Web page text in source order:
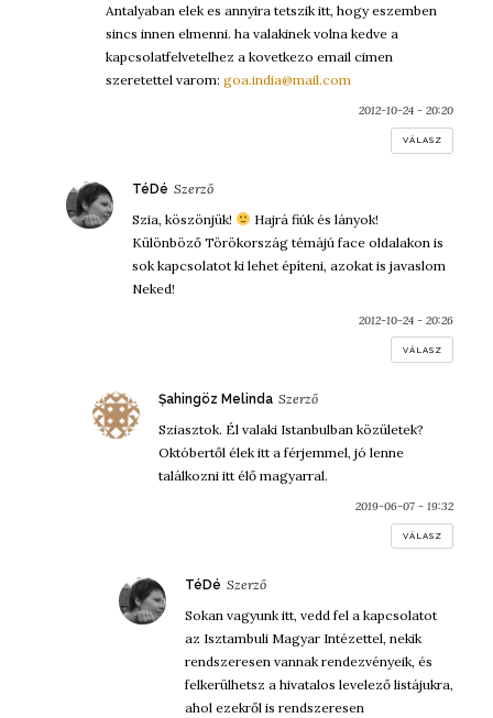
Antalyaban elek es annyira tetszik itt, hogy eszemben
sincs innen elmenni. ha valakinek volna kedve a
kapcsolatfelvetelhez a kovetkezo email cimen
szeretettel varom: goa.india@mail.com
2012-10-24 - 20:20
VÁLASZ
TéDé szerint:
Szia, köszönjük!
Hajrá fiúk és lányok!
Különböző Törökország témájú face oldalakon is
sok kapcsolatot ki lehet építeni, azokat is javaslom
Neked!
2012-10-24 - 20:26
VÁLASZ
Șahingöz Melinda szerint:
Sziasztok. Él valaki Istanbulban közületek?
Októbertől élek itt a férjemmel, jó lenne
találkozni itt élő magyarral.
2019-06-07 - 19:32
VÁLASZ
TéDé szerint:
Sokan vagyunk itt, vedd fel a kapcsolatot
az Isztambuli Magyar Intézettel, nekik
rendszeresen vannak rendezvényeik, és
felkerülhetsz a hivatalos levelező listájukra,
ahol ezekről is rendszeresen